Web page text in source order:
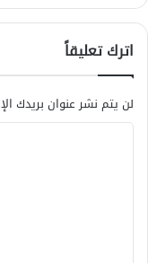
اترك تعليقاً
لن يتم نشر عنوان بريدك